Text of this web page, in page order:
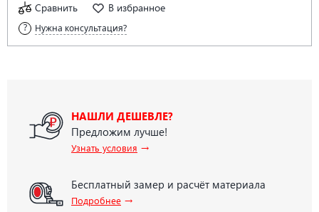
Сравнить В избранное
Нужна консультация?
НАШЛИ ДЕШЕВЛЕ?
Предложим лучше!
Узнать условия →
Бесплатный замер и расчёт материала
Подробнее →